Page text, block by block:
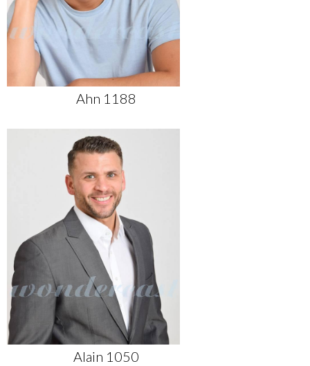
Ahn 1188
Alain 1050